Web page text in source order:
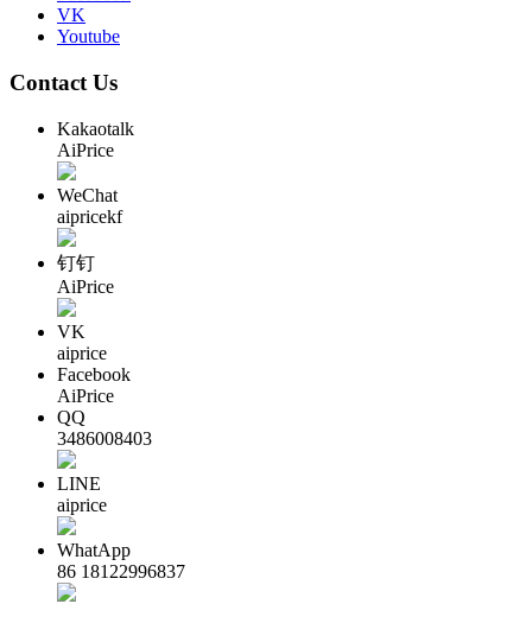
VK
Youtube
Contact Us
Kakaotalk
AiPrice
WeChat
aipricekf
钉钉
AiPrice
VK
aiprice
Facebook
AiPrice
QQ
3486008403
LINE
aiprice
WhatApp
86 18122996837